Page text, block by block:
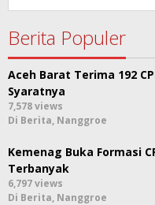
Berita Populer
Aceh Barat Terima 192
Syaratnya
7,578 views
Di Berita, Nanggroe
Kemenag Buka Formasi
Terbanyak
6,797 views
Di Berita, Nanggroe